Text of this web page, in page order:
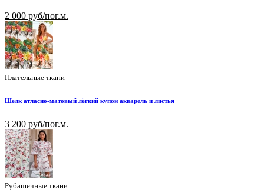
2 000 руб/пог.м.
Плательные ткани
Шелк атласно-матовый лёгкий купон акварель и листья
3 200 руб/пог.м.
Рубашечные ткани